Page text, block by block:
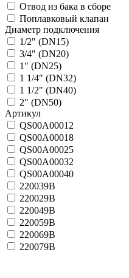
Отвод из бака в сборе
Поплавковый клапан
Диаметр подключения
1/2" (DN15)
3/4" (DN20)
1" (DN25)
1 1/4" (DN32)
1 1/2" (DN40)
2" (DN50)
Артикул
QS00A00012
QS00A00018
QS00A00025
QS00A00032
QS00A00040
220039B
220029B
220049B
220059B
220069B
220079B